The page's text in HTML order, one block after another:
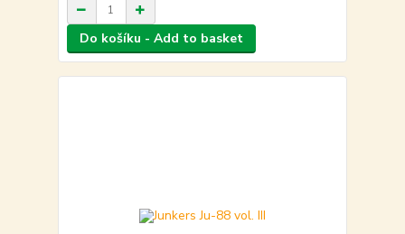
Do košíku - Add to basket